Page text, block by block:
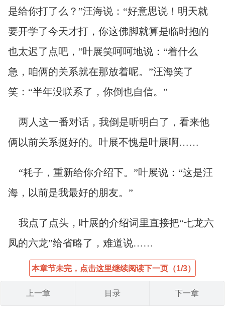
是给你打了么？”汪海说：“好意思说！明天就
要开学了今天才打，你这佛脚就算是临时抱的
也太迟了点吧，”叶展笑呵呵地说：“着什么
急，咱俩的关系就在那放着呢。”汪海笑了
笑：“半年没联系了，你倒也自信。”
两人这一番对话，我倒是听明白了，看来他
俩以前关系挺好的。叶展不愧是叶展啊……
“耗子，重新给你介绍下。”叶展说：“这是汪
海，以前是我最好的朋友。”
我点了点头，叶展的介绍词里直接把“七龙六
凤的六龙”给省略了，难道说……
本章节未完，点击这里继续阅读下一页（1/3）
上一章 目录 下一章